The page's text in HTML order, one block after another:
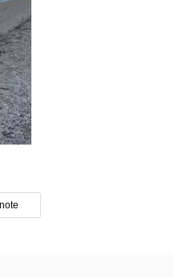
note